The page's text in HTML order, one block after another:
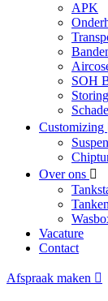
APK
SOH
Customizing
Over ons
Vacature
Contact
Afspraak maken